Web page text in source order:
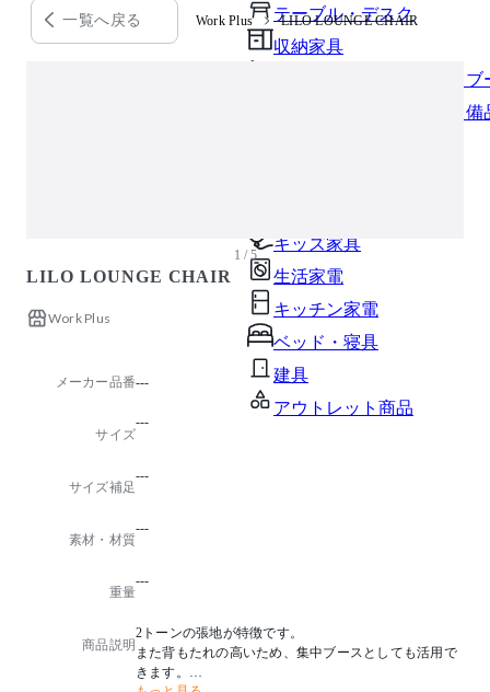
テーブル・デスク
収納家具
パーソナルブース・集中ブ
オフィスアクセサリー・備
キッズ家具
生活家電
キッチン家電
ベッド・寝具
建具
アウトレット商品
一覧へ戻る Work Plus LILO LOUNGE CHAIR
1 / 5
LILO LOUNGE CHAIR
Work Plus
メーカー品番---
サイズ
---
サイズ補足
---
素材・材質
---
重量
---
商品説明
2トーンの張地が特徴です。
また背もたれの高いため、集中ブースとしても活用で
きます。